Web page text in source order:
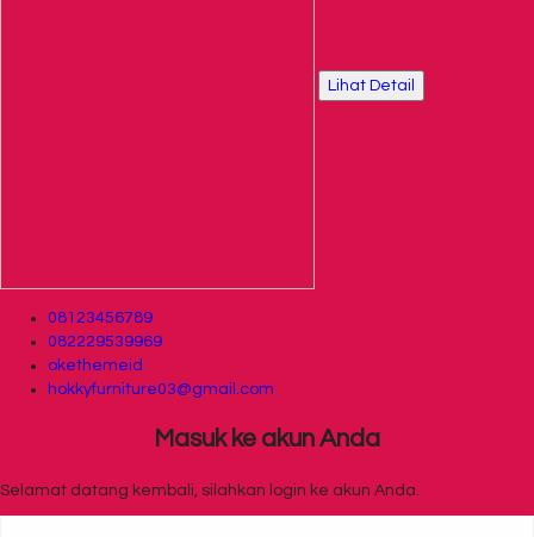
Lihat Detail
08123456789
082229539969
okethemeid
hokkyfurniture03@gmail.com
Masuk ke akun Anda
Selamat datang kembali, silahkan login ke akun Anda.